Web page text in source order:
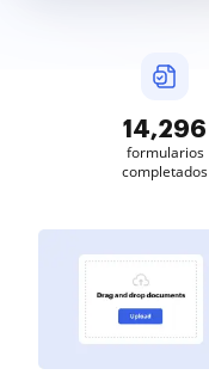
14,296
formularios
completados